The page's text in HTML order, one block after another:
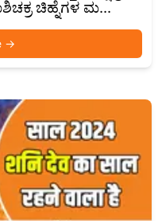
ಚಿಹ್ನೆಗಳ ಮ...
→